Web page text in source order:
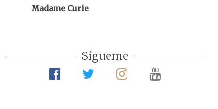
Madame Curie
Sígueme